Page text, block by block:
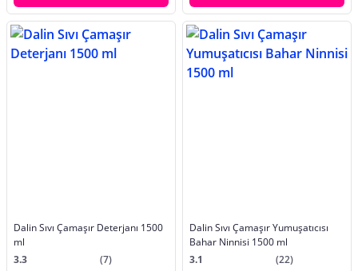
Dalin Sıvı Çamaşır Deterjanı 1500
ml
3.3
(7)
Dalin Sıvı Çamaşır Yumuşatıcısı
Bahar Ninnisi 1500 ml
3.1
(22)